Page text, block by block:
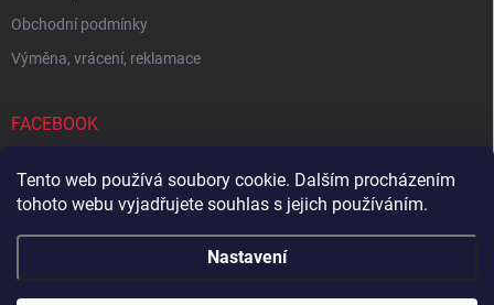
Tento web používá soubory cookie. Dalším procházením
tohoto webu vyjadřujete souhlas s jejich používáním.
Nastavení
Obchodní podmínky
Výměna, vrácení, reklamace
FACEBOOK
Zboží.cz Heureka.cz Sedupa Nejlepší seno.cz